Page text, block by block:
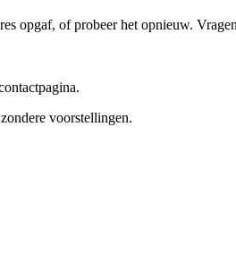
opgaf, of probeer het opnieuw.
voorstellingen.